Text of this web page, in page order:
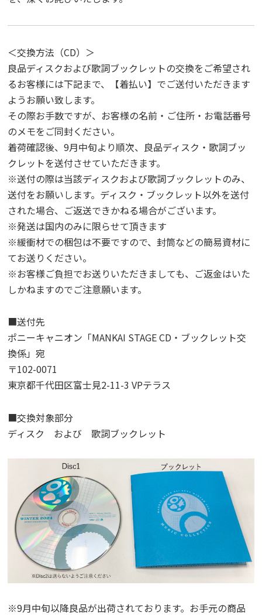
＜交換方法（CD）＞
良品ディスクおよび歌詞ブックレットの交換をご希望され
るお客様には下記まで、【着払い】でご送付いただきます
ようお願い致します。
その際お手数ですが、お客様の名前・ご住所・お電話番号
のメモをご同封ください。
着荷確認後、9月中旬より順次、良品ディスク・歌詞ブッ
クレットを送付させていただきます。
※送付の際は当該ディスクおよび歌詞ブックレットのみ、
送付をお願いします。ディスク・ブックレット以外を送付
された場合、ご返送できかねる場合がございます。
※発送は国内のみに限らせて頂きます
※緩衝材での梱包は不要ですので、封筒などの簡易資材に
てお送りください。
※お客様ご負担でお送りいただきましても、ご返金はいた
しかねますのでご注意願います。
■送付先
ポニーキャニオン「MANKAI STAGE CD・ブックレット交
換係」宛
〒102-0071
東京都千代田区富士見2-11-3 VPテラス
■交換対象部分
ディスク および 歌詞ブックレット
※9月中旬以降良品が出荷されております。お手元の商品